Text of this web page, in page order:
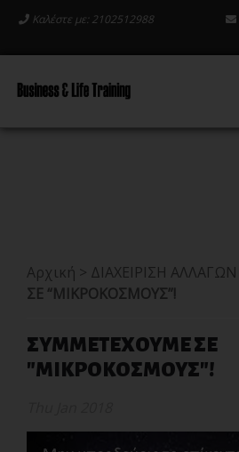
Καλέστε με: 2102512988
Αρχική > ΔΙΑΧΕΙΡΙΣΗ ΑΛΛΑΓΩΝ
ΣΕ “ΜΙΚΡΟΚΟΣΜΟΥΣ”!
ΣΥΜΜΕΤΕΧΟΥΜΕ ΣΕ
"ΜΙΚΡΟΚΟΣΜΟΥΣ"!